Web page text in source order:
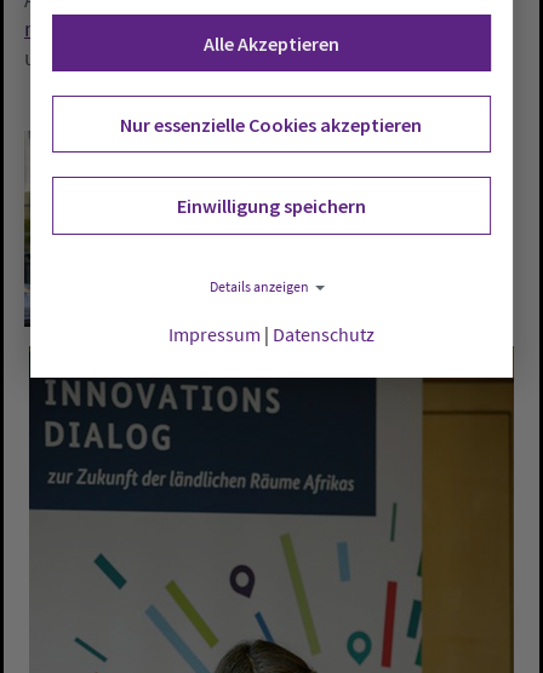
niedersachsen.de/Veranstaltung/820180528
unter Telefon: 04488 - 7 71 51. Der Eintritt ist frei.
Alle Akzeptieren
Nur essenzielle Cookies akzeptieren
Einwilligung speichern
Details anzeigen
Impressum | Datenschutz